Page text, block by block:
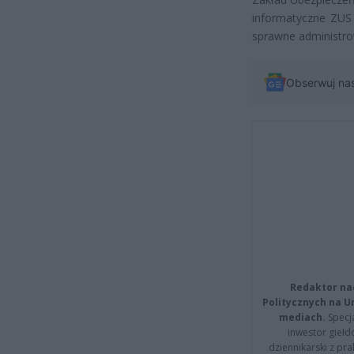
informatyczne
sprawne
Obserwuj
Redaktor
Politycznych na
mediach.
inwestor
dziennikarski z